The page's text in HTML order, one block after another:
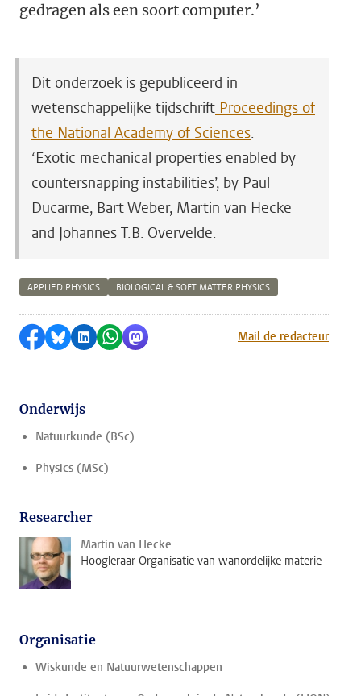
gedragen als een soort computer.’
Dit onderzoek is gepubliceerd in
wetenschappelijke tijdschrift Proceedings of
the National Academy of Sciences.
‘Exotic mechanical properties enabled by
countersnapping instabilities’, by Paul
Ducarme, Bart Weber, Martin van Hecke
and Johannes T.B. Overvelde.
APPLIED PHYSICS BIOLOGICAL & SOFT MATTER PHYSICS
Delen op Facebook
Delen via Bluesky
Delen op LinkedIn
Delen via WhatsApp
Delen via MastodonMail de redacteur
Onderwijs
Natuurkunde (BSc)
Physics (MSc)
Researcher
Martin van Hecke
Hoogleraar Organisatie van wanordelijke materie
Organisatie
Wiskunde en Natuurwetenschappen